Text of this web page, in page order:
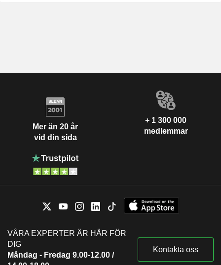
Mer än 20 år
vid din sida
+ 1 300 000
medlemmar
VÅRA EXPERTER ÄR HÄR FÖR
DIG
Måndag - Fredag 9.00-12.00 /
Kontakta oss